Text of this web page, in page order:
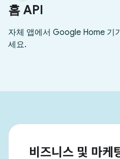
비즈니스 및 마케